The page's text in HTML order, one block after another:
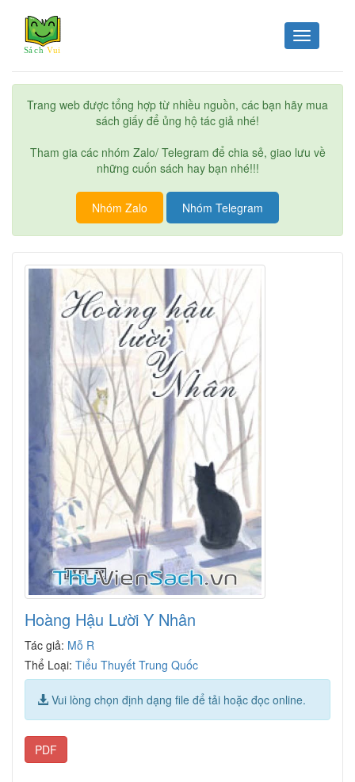
Toggle
navigation
Trang web được tổng hợp từ nhiều nguồn, các bạn hãy mua
sách giấy để ủng hộ tác giả nhé!
Tham gia các nhóm Zalo/ Telegram để chia sẻ, giao lưu về
những cuốn sách hay bạn nhé!!!
Nhóm Zalo Nhóm Telegram
Hoàng Hậu Lười Y Nhân
Tác giả: Mỗ R
Thể Loại: Tiểu Thuyết Trung Quốc
Vui lòng chọn định dạng file để tải hoặc đọc online.
PDF